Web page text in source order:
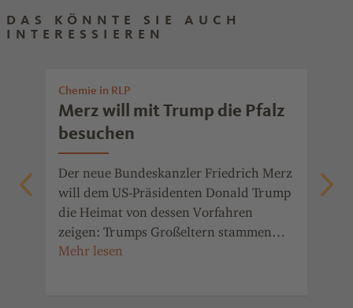
DAS KÖNNTE SIE AUCH
INTERESSIEREN
Chemie in RLP
Merz will mit Trump die Pfalz
besuchen
Der neue Bundeskanzler Friedrich Merz
will dem US-Präsidenten Donald Trump
die Heimat von dessen Vorfahren
zeigen: Trumps Großeltern stammen
aus dem Winzerdorf Kallstadt an der